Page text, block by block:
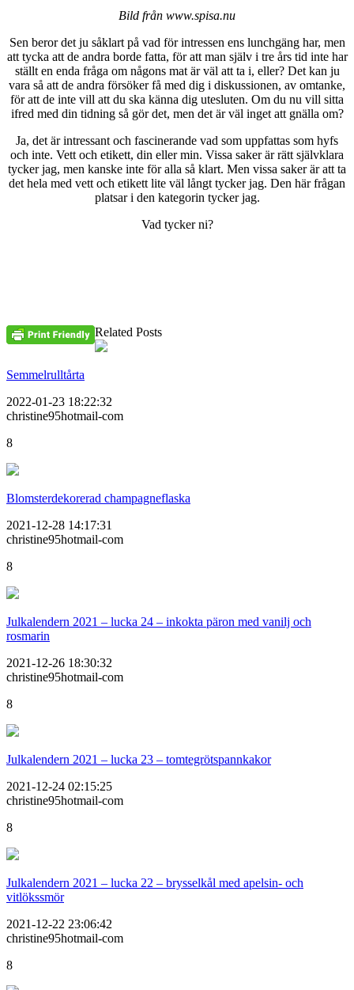
Bild från www.spisa.nu
Sen beror det ju såklart på vad för intressen ens lunchgäng har, men
att tycka att de andra borde fatta, för att man själv i tre års tid inte har
ställt en enda fråga om någons mat är väl att ta i, eller? Det kan ju
vara så att de andra försöker få med dig i diskussionen, av omtanke,
för att de inte vill att du ska känna dig utesluten. Om du nu vill sitta
ifred med din tidning så gör det, men det är väl inget att gnälla om?
Ja, det är intressant och fascinerande vad som uppfattas som hyfs
och inte. Vett och etikett, din eller min. Vissa saker är rätt självklara
tycker jag, men kanske inte för alla så klart. Men vissa saker är att ta
det hela med vett och etikett lite väl långt tycker jag. Den här frågan
platsar i den kategorin tycker jag.
Vad tycker ni?
Related Posts
Semmelrulltårta
2022-01-23 18:22:32
christine95hotmail-com
8
Blomsterdekorerad champagneflaska
2021-12-28 14:17:31
christine95hotmail-com
8
Julkalendern 2021 – lucka 24 – inkokta päron med vanilj och
rosmarin
2021-12-26 18:30:32
christine95hotmail-com
8
Julkalendern 2021 – lucka 23 – tomtegrötspannkakor
2021-12-24 02:15:25
christine95hotmail-com
8
Julkalendern 2021 – lucka 22 – brysselkål med apelsin- och
vitlökssmör
2021-12-22 23:06:42
christine95hotmail-com
8